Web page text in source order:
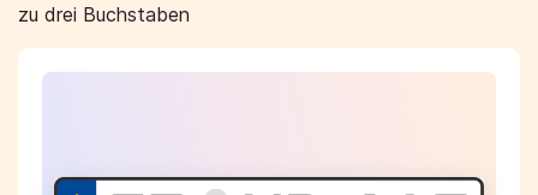
zu drei Buchstaben